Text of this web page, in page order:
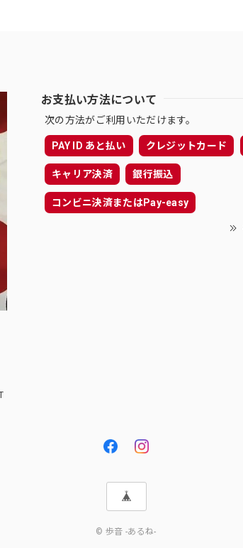
お支払い方法について
次の方法がご利用いただけます。
PAY ID あと払い クレジットカード
キャリア決済 銀行振込
コンビニ決済またはPay-easy
© 歩音 -あるね-